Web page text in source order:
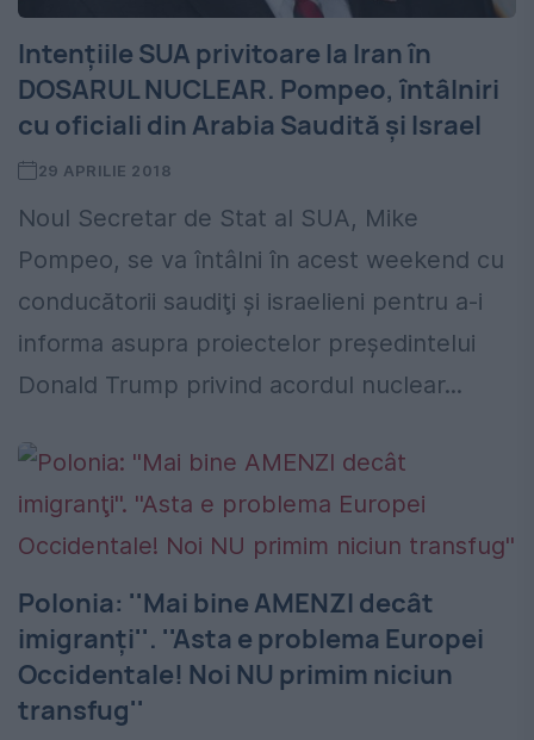
Intențiile SUA privitoare la Iran în
DOSARUL NUCLEAR. Pompeo, întâlniri
cu oficiali din Arabia Saudită și Israel
29 APRILIE 2018
Noul Secretar de Stat al SUA, Mike
Pompeo, se va întâlni în acest weekend cu
conducătorii saudiţi şi israelieni pentru a-i
informa asupra proiectelor preşedintelui
Donald Trump privind acordul nuclear...
Polonia: ''Mai bine AMENZI decât
imigranţi''. ''Asta e problema Europei
Occidentale! Noi NU primim niciun
transfug''